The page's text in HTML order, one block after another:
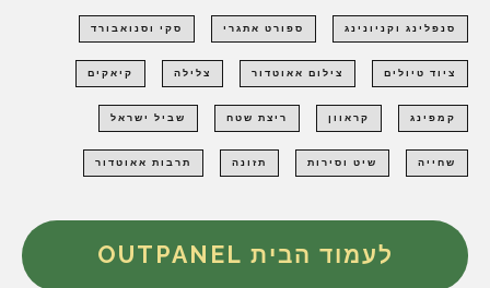
סנפלינג וקניונינג ספורט אתגרי סקי וסנואבורד
ציוד טיולים צילום אאוטדור צלילה קיאקים
קמפינג קראוון ריצת שטח שביל ישראל
שחייה שיט וסירות תזונה תרבות אאוטדור
לעמוד הבית OUTPANEL